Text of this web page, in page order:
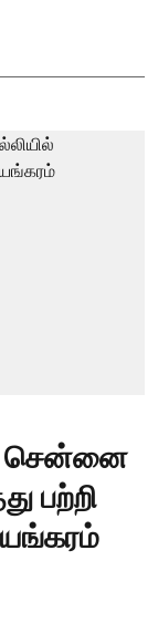
சென்னை
பற்றி